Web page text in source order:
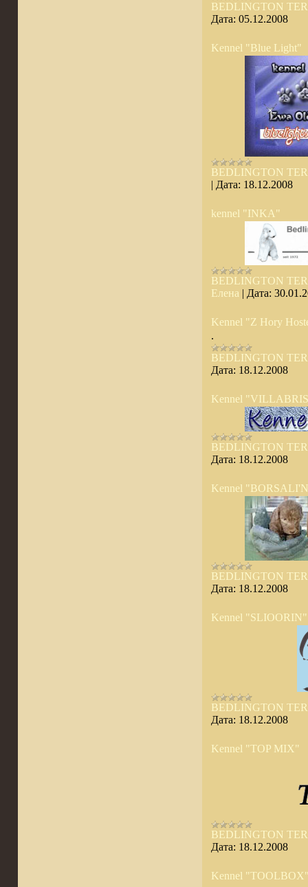
BEDLINGTON
Дата: 05.12.2008
Kennel "Blue Light"
BEDLINGTON
| Дата: 18.12.2008
kennel "INKA"
BEDLINGTON
Елена | Дата:
Kennel "Z Hory
.
BEDLINGTON
Дата: 18.12.2008
Kennel
BEDLINGTON
Дата: 18.12.2008
Kennel
BEDLINGTON
Дата: 18.12.2008
Kennel "SLIOORIN"
BEDLINGTON
Дата: 18.12.2008
Kennel "TOP MIX"
BEDLINGTON
Дата: 18.12.2008
Kennel